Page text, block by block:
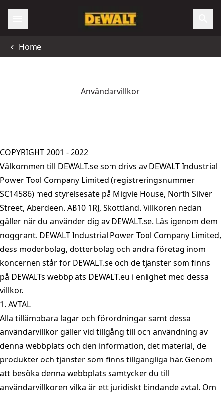
Home
Användarvillkor
COPYRIGHT 2001 - 2022
Välkommen till DEWALT.se som drivs av DEWALT Industrial
Power Tool Company Limited (registreringsnummer
SC14586) med styrelsesäte på Migvie House, North Silver
Street, Aberdeen. AB10 1RJ, Skottland. Villkoren nedan
gäller när du använder dig av DEWALT.se. Läs igenom dem
noggrant. DEWALT Industrial Power Tool Company Limited,
dess moderbolag, dotterbolag och andra företag inom
koncernen står för DEWALT.se och de tjänster som finns
på DEWALTs webbplats DEWALT.eu i enlighet med dessa
villkor.
1. AVTAL
Alla tillämpbara lagar och förordningar samt dessa
användarvillkor gäller vid tillgång till och användning av
denna webbplats och den information, det material, de
produkter och tjänster som finns tillgängliga här. Genom
att besöka denna webbplats samtycker du till
användarvillkoren vilka är ett juridiskt bindande avtal. Om